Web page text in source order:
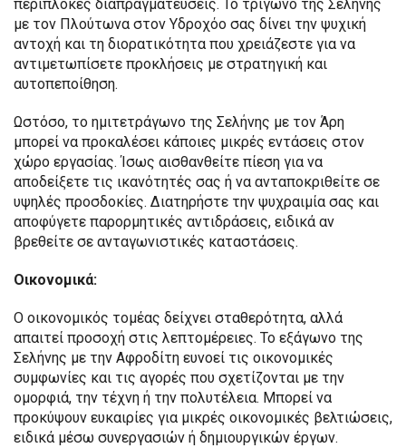
περίπλοκες διαπραγματεύσεις. Το τρίγωνο της Σελήνης
με τον Πλούτωνα στον Υδροχόο σας δίνει την ψυχική
αντοχή και τη διορατικότητα που χρειάζεστε για να
αντιμετωπίσετε προκλήσεις με στρατηγική και
αυτοπεποίθηση.
Ωστόσο, το ημιτετράγωνο της Σελήνης με τον Άρη
μπορεί να προκαλέσει κάποιες μικρές εντάσεις στον
χώρο εργασίας. Ίσως αισθανθείτε πίεση για να
αποδείξετε τις ικανότητές σας ή να ανταποκριθείτε σε
υψηλές προσδοκίες. Διατηρήστε την ψυχραιμία σας και
αποφύγετε παρορμητικές αντιδράσεις, ειδικά αν
βρεθείτε σε ανταγωνιστικές καταστάσεις.
Οικονομικά:
Ο οικονομικός τομέας δείχνει σταθερότητα, αλλά
απαιτεί προσοχή στις λεπτομέρειες. Το εξάγωνο της
Σελήνης με την Αφροδίτη ευνοεί τις οικονομικές
συμφωνίες και τις αγορές που σχετίζονται με την
ομορφιά, την τέχνη ή την πολυτέλεια. Μπορεί να
προκύψουν ευκαιρίες για μικρές οικονομικές βελτιώσεις,
ειδικά μέσω συνεργασιών ή δημιουργικών έργων.